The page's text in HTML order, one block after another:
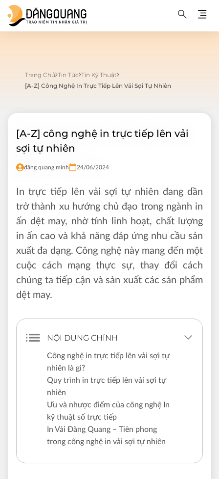
Trang Chủ Tin Tức Tin Kỹ Thuật
[A-Z] Công Nghệ In Trực Tiếp Lên Vải Sợi Tự Nhiên
[A-Z] công nghệ in trực tiếp lên vải
sợi tự nhiên
đăng quang minh 24/06/2024
In trực tiếp lên vải sợi tự nhiên đang dần
trở thành xu hướng chủ đạo trong ngành in
ấn dệt may, nhờ tính linh hoạt, chất lượng
in ấn cao và khả năng đáp ứng nhu cầu sản
xuất đa dạng. Công nghệ này mang đến một
cuộc cách mạng thực sự, thay đổi cách
chúng ta tiếp cận và sản xuất các sản phẩm
dệt may.
NỘI DUNG CHÍNH
Công nghệ in trực tiếp lên vải sợi tự
nhiên là gì?
Quy trình in trực tiếp lên vải sợi tự
nhiên
Ưu và nhược điểm của công nghệ In
kỹ thuật số trực tiếp
In Vải Đăng Quang – Tiên phong
trong công nghệ in vải sợi tự nhiên